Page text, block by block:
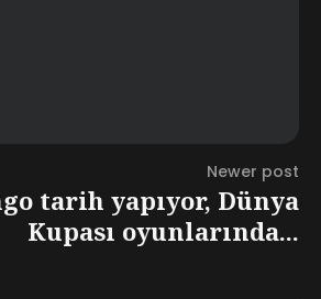
Newer post
tarih yapıyor, Dünya
Kupası oyunlarında...